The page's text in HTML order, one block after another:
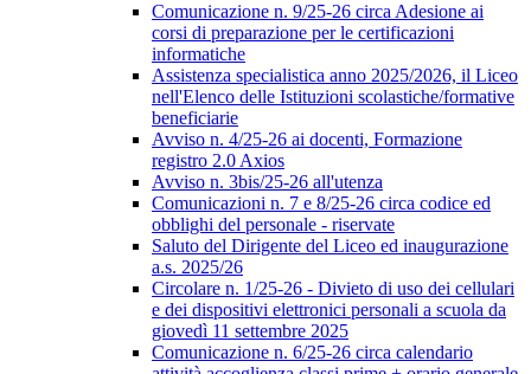
Comunicazione n. 9/25-26 circa Adesione ai
corsi di preparazione per le certificazioni
informatiche
Assistenza specialistica anno 2025/2026, il Liceo
nell'Elenco delle Istituzioni scolastiche/formative
beneficiarie
Avviso n. 4/25-26 ai docenti, Formazione
registro 2.0 Axios
Avviso n. 3bis/25-26 all'utenza
Comunicazioni n. 7 e 8/25-26 circa codice ed
obblighi del personale - riservate
Saluto del Dirigente del Liceo ed inaugurazione
a.s. 2025/26
Circolare n. 1/25-26 - Divieto di uso dei cellulari
e dei dispositivi elettronici personali a scuola da
giovedì 11 settembre 2025
Comunicazione n. 6/25-26 circa calendario